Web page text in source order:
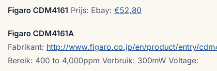
Figaro CDM4161 Prijs: Ebay: €52,80
Figaro CDM4161A
Fabrikant: http://www.figaro.co.jp/en/product/entry/
Bereik: 400 to 4,000ppm Verbruik: 300mW Voltage: